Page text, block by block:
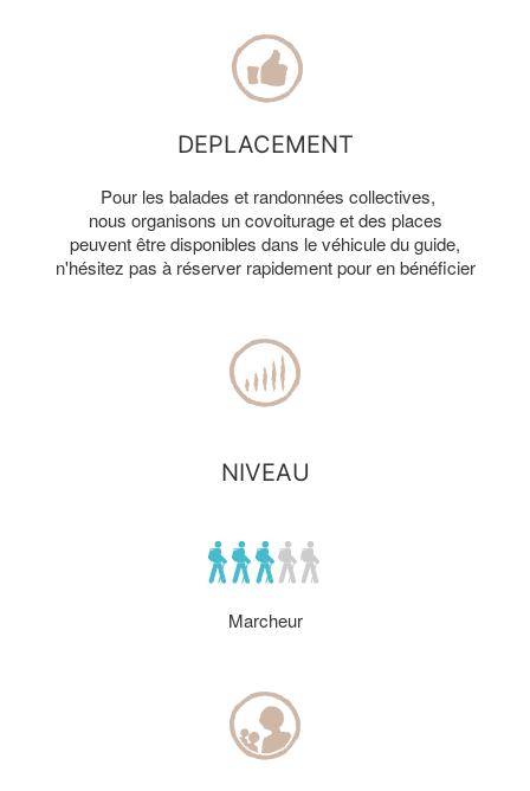
DEPLACEMENT
Pour les balades et randonnées collectives,
nous organisons un covoiturage et des places
peuvent être disponibles dans le véhicule du guide,
n'hésitez pas à réserver rapidement pour en bénéficier
NIVEAU
Marcheur